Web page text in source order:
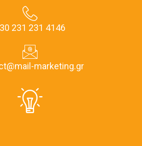
231 231 4146
marketing.gr